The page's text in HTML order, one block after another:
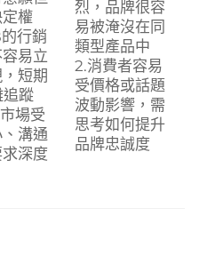
權
行銷
易立
短期
追蹤
場受
溝通
深度
烈，品牌很容
易被淹沒在同
類型產品中
2.消費者容易
受價格或話題
波動影響，需
思考如何提升
品牌忠誠度